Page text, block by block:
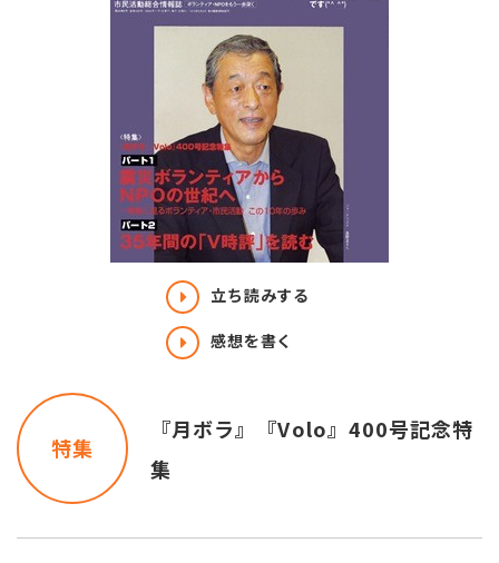
立ち読みする
感想を書く
特集
『月ボラ』『Volo』400号記念特
集